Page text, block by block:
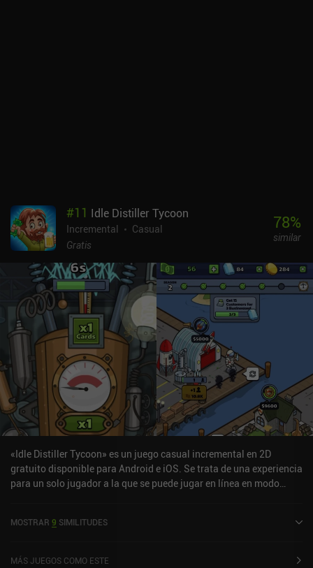
actualizaciones regulares de contenido, su animado pixel art y su
música relajante lo convierten en un buen pasatiempo ocasional,
siempre y cuando no te molesten los anuncios incentivados.
#11 Idle Distiller Tycoon
Incremental
Casual
Gratis
78%
similar
«Idle Distiller Tycoon» es un juego casual incremental en 2D
gratuito disponible para Android e iOS. Se trata de una experiencia
para un solo jugador a la que se puede jugar en línea en modo
tiene actualmente una puntuación de 4,4 sobre 5,0 en Google Play
MOSTRAR 9 SIMILITUDES
MÁS JUEGOS COMO ESTE